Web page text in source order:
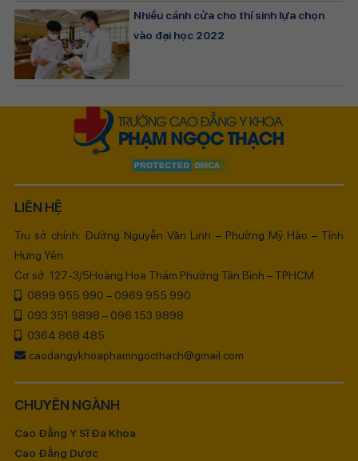
Nhiều cánh cửa cho thí sinh lựa chọn
vào đại học 2022
LIÊN HỆ
Trụ sở chính: Đường Nguyễn Văn Linh – Phường Mỹ Hào – Tỉnh
Hưng Yên
Cơ sở: 127-3/5Hoàng Hoa Thám Phường Tân Bình – TPHCM
0899 955 990 – 0969 955 990
093 351 9898 – 096 153 9898
0364 868 485
caodangykhoaphamngocthach@gmail.com
CHUYÊN NGÀNH
Cao Đẳng Y Sĩ Đa Khoa
Cao Đẳng Dược